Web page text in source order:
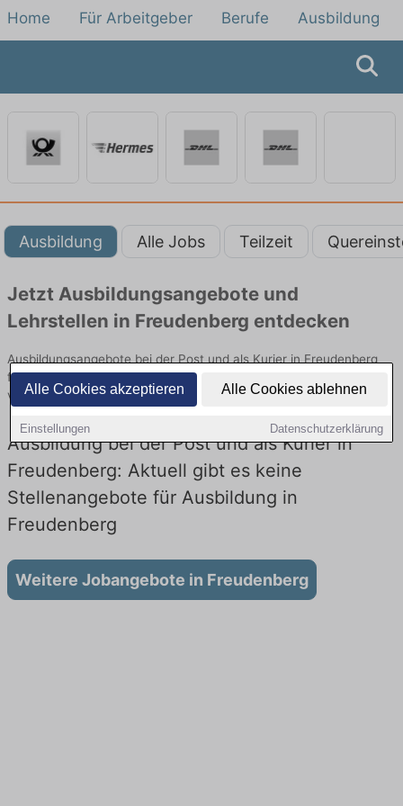
Alle Cookies akzeptieren Alle Cookies ablehnen
Einstellungen Datenschutzerklärung
Home Für Arbeitgeber Berufe Ausbildung
Ausbildung Alle Jobs Teilzeit
Jetzt Ausbildungsangebote und
Lehrstellen in Freudenberg entdecken
Ausbildungsangebote bei der Post und als Kurier in Freudenberg
finden Sie von namhaften Firmen. Entdecken Sie freie Optionen
von Top-Arbeitgebern und bewerben Sie sich noch heute.
Ausbildung bei der Post und als Kurier in
Freudenberg: Aktuell gibt es keine
Stellenangebote für Ausbildung in
Freudenberg
Weitere Jobangebote in Freudenberg